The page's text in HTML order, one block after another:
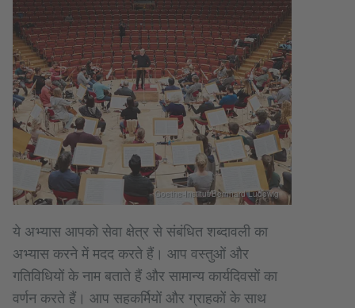
Goethe-Institut/Bernhard Ludewig
ये अभ्यास आपको सेवा क्षेत्र से संबंधित शब्दावली का
अभ्यास करने में मदद करते हैं। आप वस्तुओं और
गतिविधियों के नाम बताते हैं और सामान्य कार्यदिवसों का
वर्णन करते हैं। आप सहकर्मियों और ग्राहकों के साथ